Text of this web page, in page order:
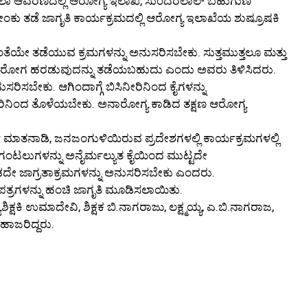
ತಡೆ ಜಾಗೃತಿ ಕಾರ್ಯಕ್ರಮದಲ್ಲಿ ಆರೋಗ್ಯ ಇಲಾಖೆಯ ಶುಷ್ರೂಷಕಿ
ತಡೆಯುವ ಕ್ರಮಗಳನ್ನು ಅನುಸರಿಸಬೇಕು. ಸುತ್ತಮುತ್ತಲೂ ಮತ್ತು
ರೋಗ ಹರಡುವುದನ್ನು ತಡೆಯಬಹುದು ಎಂದು ಅವರು ತಿಳಿಸಿದರು.
ಆಗಿಂದಾಗ್ಗೆ ಬಿಸಿನೀರಿನಿಂದ ಕೈಗಳನ್ನು
ತೊಳೆಯಬೇಕು. ಅನಾರೋಗ್ಯ ಕಾಡಿದ ತಕ್ಷಣ ಆರೋಗ್ಯ
ಜನಜಂಗುಳಿಯಿರುವ ಪ್ರದೇಶಗಳಲ್ಲಿ ಕಾರ್ಯಕ್ರಮಗಳಲ್ಲಿ
ಅನೈರ್ಮಲ್ಯುತ ಕೈಯಿಂದ ಮುಟ್ಟದೇ
ಜಾಗ್ರತಾಕ್ರಮಗಳನ್ನು ಅನುಸರಿಸಬೇಕು ಎಂದರು.
ಹಂಚಿ ಜಾಗೃತಿ ಮೂಡಿಸಲಾಯಿತು.
ಉಮಾದೇವಿ, ಶಿಕ್ಷಕ ಬಿ.ನಾಗರಾಜು, ಲಕ್ಷ್ಮಯ್ಯ, ಎ.ಬಿ.ನಾಗರಾಜ,